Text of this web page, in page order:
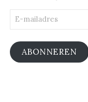
mailadres
ABONNEREN